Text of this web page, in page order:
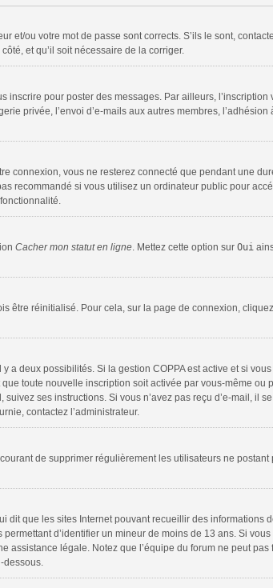
ou votre mot de passe sont corrects. S’ils le sont,
et qu’il soit nécessaire de la corriger.
pour poster des messages. Par ailleurs,
privée, l’envoi d’e-mails aux autres membres, l’adhésion
connexion, vous ne resterez connecté que pendant une
recommandé si vous utilisez un ordinateur public pour
Cacher mon statut en ligne. Mettez cette option sur Oui
être réinitialisé. Pour cela, sur la page de connexion,
a deux possibilités. Si la gestion COPPA est active et si
toute nouvelle inscription soit activée par vous-même ou
ses instructions. Si vous n’avez pas reçu d’e-mail, il
contactez l’administrateur.
de supprimer régulièrement les utilisateurs ne
dit que les sites Internet pouvant recueillir des informations
d’identifier un mineur de moins de 13 ans. Si
légale. Notez que l’équipe du forum ne peut
dessous.